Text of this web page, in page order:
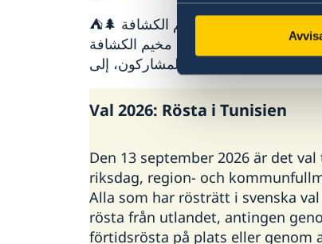
⛺️🌲 معًا في مخيم الكشافة 🇸🇪 قبل بضعة أيام، شارك الملك كارل السادس عشر غوستاف والملكة سيلفيا في
زيارة مخيم الكشافة Jamboree26، حيث التقيا بنحو 18 ألف كشاف وكشافة. وكان موضوع المخيم هذا العام «معًا»،
Val 2026: Rösta i Tunisien
Den 13 september 2026 är det
riksdag, region- och
Alla som har rösträtt i svenska
rösta från utlandet, antingen
förtidsrösta på plats eller genom